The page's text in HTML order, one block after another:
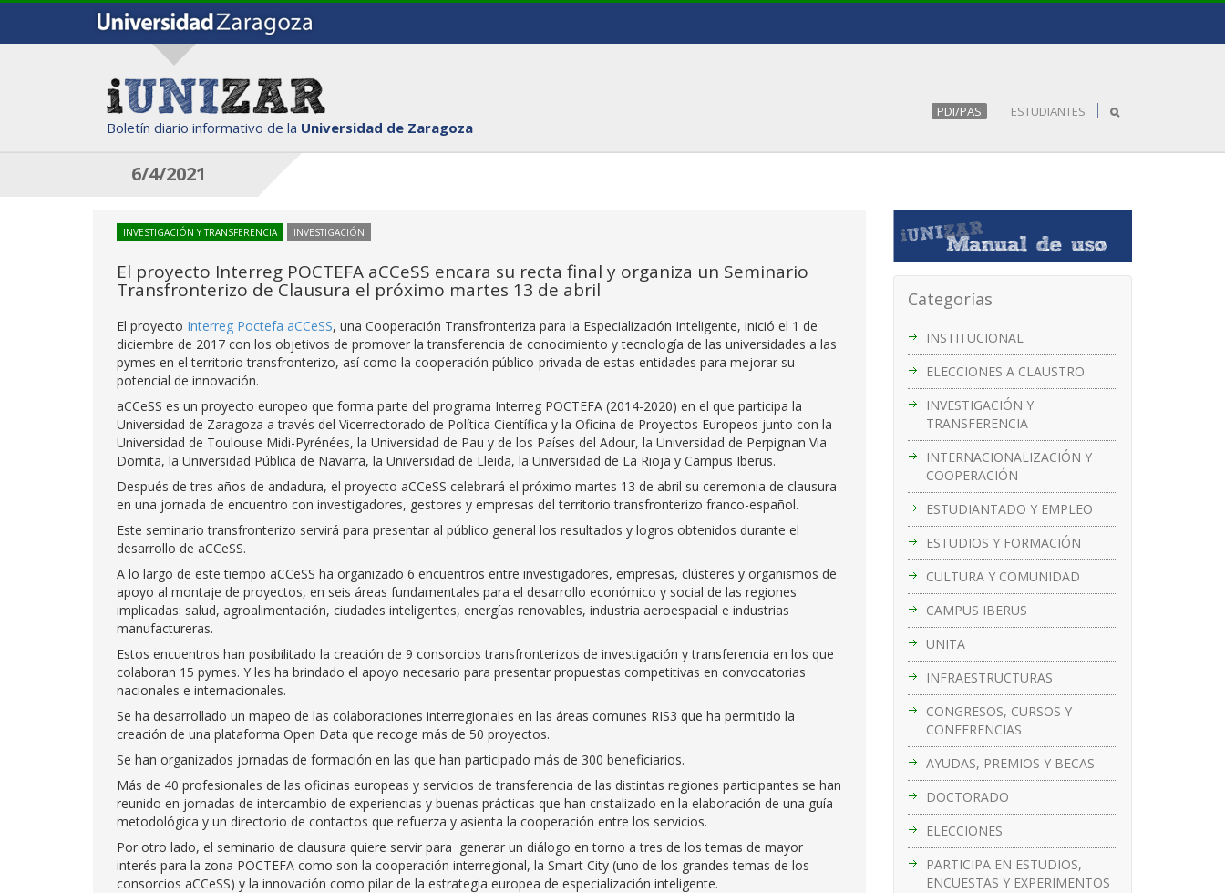
Boletín diario informativo de la Universidad de Zaragoza
PDI/PAS ESTUDIANTES
6/4/2021
Categorías
INSTITUCIONAL
ELECCIONES A CLAUSTRO
INVESTIGACIÓN Y
TRANSFERENCIA
INTERNACIONALIZACIÓN Y
COOPERACIÓN
ESTUDIANTADO Y EMPLEO
ESTUDIOS Y FORMACIÓN
CULTURA Y COMUNIDAD
CAMPUS IBERUS
UNITA
INFRAESTRUCTURAS
CONGRESOS, CURSOS Y
CONFERENCIAS
AYUDAS, PREMIOS Y BECAS
DOCTORADO
ELECCIONES
PARTICIPA EN ESTUDIOS,
ENCUESTAS Y EXPERIMENTOS
INVESTIGACIÓN Y TRANSFERENCIA INVESTIGACIÓN
El proyecto Interreg POCTEFA aCCeSS encara su recta final y organiza un Seminario
Transfronterizo de Clausura el próximo martes 13 de abril
El proyecto Interreg Poctefa aCCeSS, una Cooperación Transfronteriza para la Especialización Inteligente, inició el 1 de
diciembre de 2017 con los objetivos de promover la transferencia de conocimiento y tecnología de las universidades a las
pymes en el territorio transfronterizo, así como la cooperación público-privada de estas entidades para mejorar su
potencial de innovación.
aCCeSS es un proyecto europeo que forma parte del programa Interreg POCTEFA (2014-2020) en el que participa la
Universidad de Zaragoza a través del Vicerrectorado de Política Científica y la Oficina de Proyectos Europeos junto con la
Universidad de Toulouse Midi-Pyrénées, la Universidad de Pau y de los Países del Adour, la Universidad de Perpignan Via
Domita, la Universidad Pública de Navarra, la Universidad de Lleida, la Universidad de La Rioja y Campus Iberus.
Después de tres años de andadura, el proyecto aCCeSS celebrará el próximo martes 13 de abril su ceremonia de clausura
en una jornada de encuentro con investigadores, gestores y empresas del territorio transfronterizo franco-español.
Este seminario transfronterizo servirá para presentar al público general los resultados y logros obtenidos durante el
desarrollo de aCCeSS.
A lo largo de este tiempo aCCeSS ha organizado 6 encuentros entre investigadores, empresas, clústeres y organismos de
apoyo al montaje de proyectos, en seis áreas fundamentales para el desarrollo económico y social de las regiones
implicadas: salud, agroalimentación, ciudades inteligentes, energías renovables, industria aeroespacial e industrias
manufactureras.
Estos encuentros han posibilitado la creación de 9 consorcios transfronterizos de investigación y transferencia en los que
colaboran 15 pymes. Y les ha brindado el apoyo necesario para presentar propuestas competitivas en convocatorias
nacionales e internacionales.
Se ha desarrollado un mapeo de las colaboraciones interregionales en las áreas comunes RIS3 que ha permitido la
creación de una plataforma Open Data que recoge más de 50 proyectos.
Se han organizados jornadas de formación en las que han participado más de 300 beneficiarios.
Más de 40 profesionales de las oficinas europeas y servicios de transferencia de las distintas regiones participantes se han
reunido en jornadas de intercambio de experiencias y buenas prácticas que han cristalizado en la elaboración de una guía
metodológica y un directorio de contactos que refuerza y asienta la cooperación entre los servicios.
Por otro lado, el seminario de clausura quiere servir para generar un diálogo en torno a tres de los temas de mayor
interés para la zona POCTEFA como son la cooperación interregional, la Smart City (uno de los grandes temas de los
consorcios aCCeSS) y la innovación como pilar de la estrategia europea de especialización inteligente.